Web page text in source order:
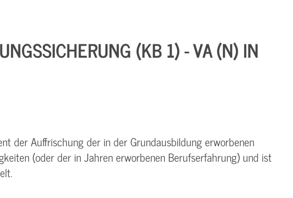
(KB 1) - VA (N) IN
der Auffrischung der in der Grundausbildung erworbenen
(oder der in Jahren erworbenen Berufserfahrung) und ist